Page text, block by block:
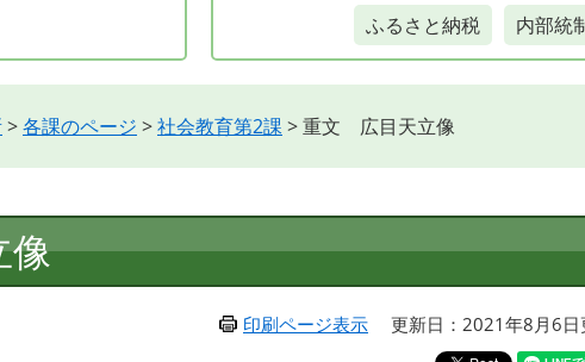
ふるさと納税
内部統
>各課のページ >社会教育第2課 >重文 広目天立像
印刷ページ表示 更新日：2021年8月6日